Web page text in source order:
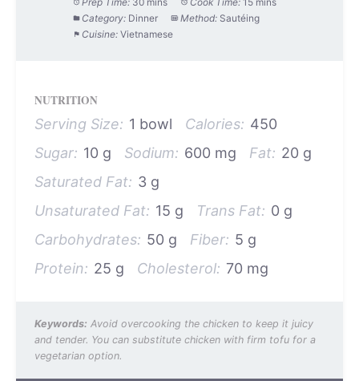
Category: Dinner Method: Sautéing
Cuisine: Vietnamese
NUTRITION
Serving Size: 1 bowl Calories: 450
Sugar: 10 g Sodium: 600 mg Fat: 20 g
Saturated Fat: 3 g
Unsaturated Fat: 15 g Trans Fat: 0 g
Carbohydrates: 50 g Fiber: 5 g
Protein: 25 g Cholesterol: 70 mg
Keywords: Avoid overcooking the chicken to keep it juicy
and tender. You can substitute chicken with firm tofu for a
vegetarian option.